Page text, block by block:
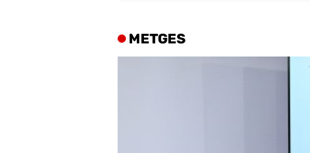
METGES